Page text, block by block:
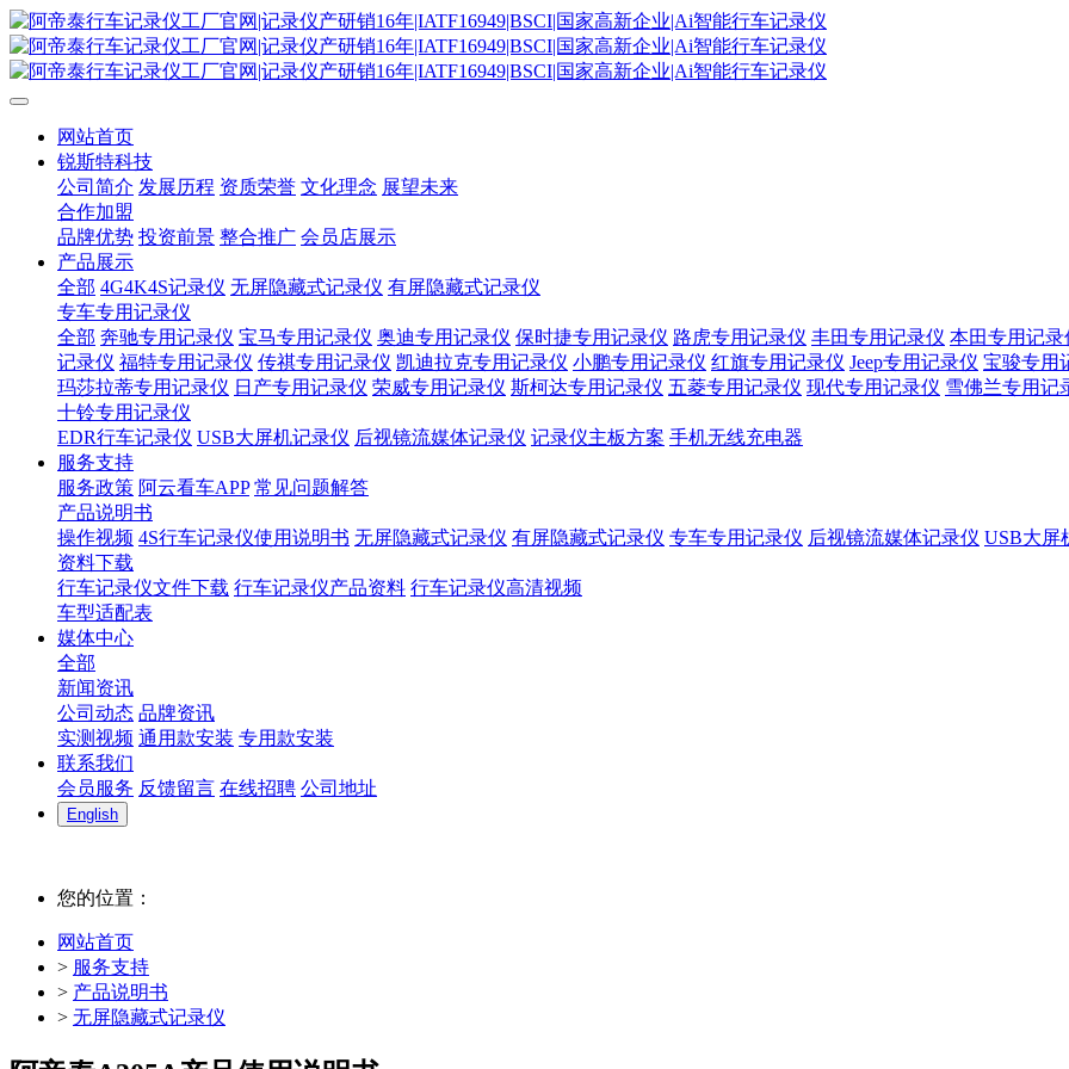
网站首页
锐斯特科技
公司简介 发展历程 资质荣誉 文化理念 展望未来
合作加盟
品牌优势 投资前景 整合推广 会员店展示
产品展示
全部 4G4K4S记录仪 无屏隐藏式记录仪 有屏隐藏式记录仪
专车专用记录仪
全部 奔驰专用记录仪 宝马专用记录仪 奥迪专用记录仪 保时捷专用记录仪 路虎专用记录仪 丰田专用记录仪 本田专用记录
记录仪 福特专用记录仪 传祺专用记录仪 凯迪拉克专用记录仪 小鹏专用记录仪 红旗专用记录仪 Jeep专用记录仪 宝骏专用
玛莎拉蒂专用记录仪 日产专用记录仪 荣威专用记录仪 斯柯达专用记录仪 五菱专用记录仪 现代专用记录仪 雪佛兰专用记
十铃专用记录仪
EDR行车记录仪 USB大屏机记录仪 后视镜流媒体记录仪 记录仪主板方案 手机无线充电器
服务支持
服务政策 阿云看车APP 常见问题解答
产品说明书
操作视频 4S行车记录仪使用说明书 无屏隐藏式记录仪 有屏隐藏式记录仪 专车专用记录仪 后视镜流媒体记录仪 USB大屏
资料下载
行车记录仪文件下载 行车记录仪产品资料 行车记录仪高清视频
车型适配表
媒体中心
全部
新闻资讯
公司动态 品牌资讯
实测视频 通用款安装 专用款安装
联系我们
会员服务 反馈留言 在线招聘 公司地址
English
您的位置：
网站首页
> 服务支持
> 产品说明书
> 无屏隐藏式记录仪